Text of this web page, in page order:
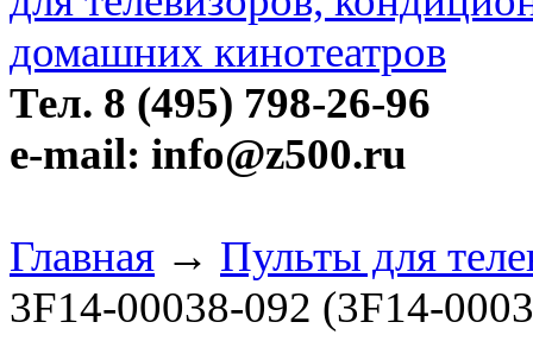
Тел. 8 (495) 798-26-96
e-mail: info@z500.ru
Главная → Пульты для
3F14-00038-092 (3F14-